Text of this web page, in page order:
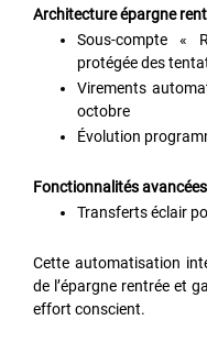
Architecture épargne
Sous-compte «
protégée des
Virements
octobre
Évolution
Fonctionnalités
Transferts éclair
Cette automatisation
de l’épargne rentrée et
effort conscient.